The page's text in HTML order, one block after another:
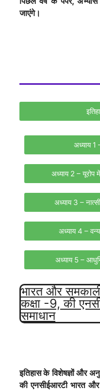
जाएंगे।
अध्याय 1
अध्याय 2 – यूरोप
अध्याय 3 –
अध्याय 4 –
अध्याय 5 –
भारत और
कक्षा -9, की
समाधान
इतिहास के विशेषज्ञों और
की एनसीईआरटी भारत